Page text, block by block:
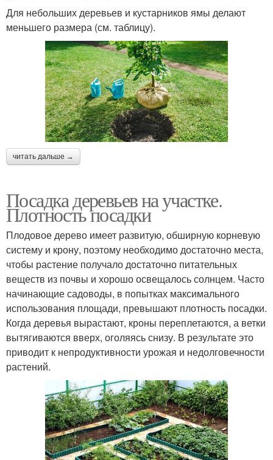
Для небольших деревьев и кустарников ямы делают
меньшего размера (см. таблицу).
читать дальше →
Посадка деревьев на участке.
Плотность посадки
Плодовое дерево имеет развитую, обширную корневую
систему и крону, поэтому необходимо достаточно места,
чтобы растение получало достаточно питательных
веществ из почвы и хорошо освещалось солнцем. Часто
начинающие садоводы, в попытках максимального
использования площади, превышают плотность посадки.
Когда деревья вырастают, кроны переплетаются, а ветки
вытягиваются вверх, оголяясь снизу. В результате это
приводит к непродуктивности урожая и недолговечности
растений.